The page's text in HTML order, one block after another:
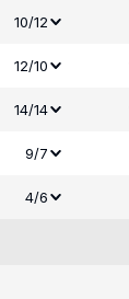
10/12
12/10
14/14
9/7
4/6